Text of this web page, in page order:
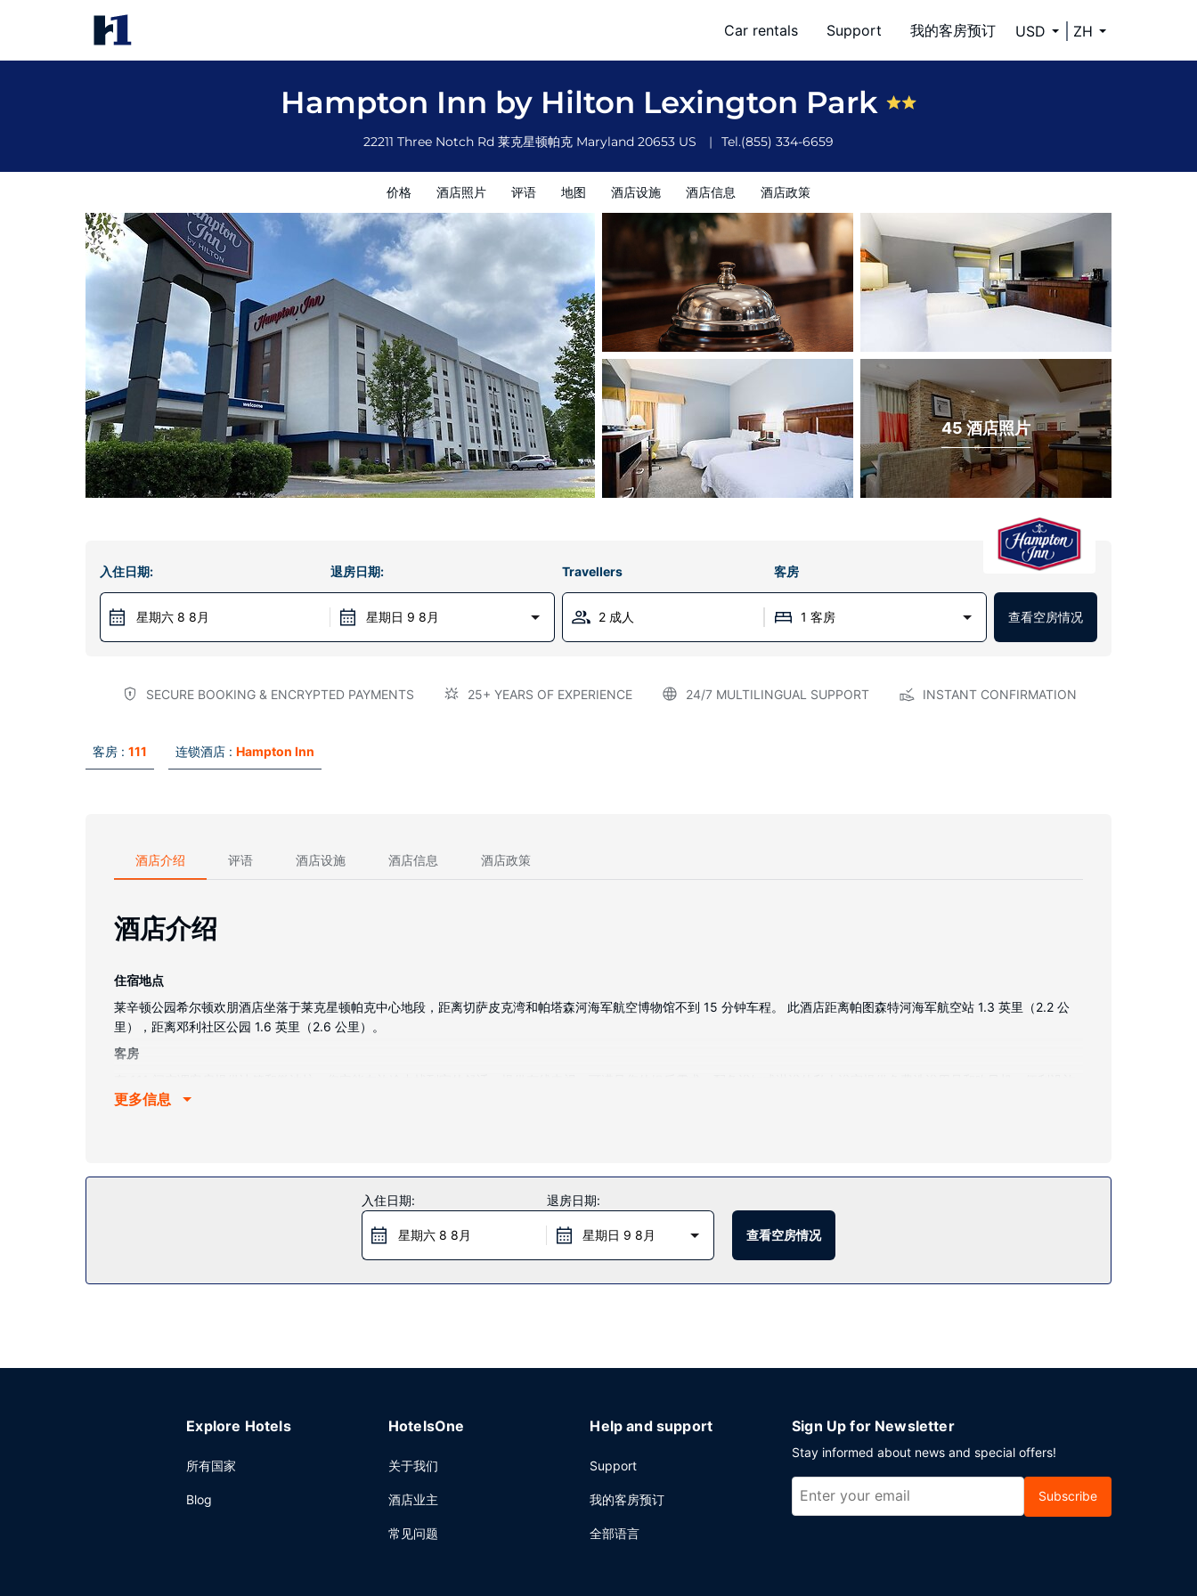
Car rentals Support 我的客房预订 USD ZH
Hampton Inn by Hilton Lexington Park
22211 Three Notch Rd 莱克星顿帕克 Maryland 20653 US Tel.(855) 334-6659
价格 酒店照片 评语 地图 酒店设施 酒店信息 酒店政策
Hampton Inn by Hilton Lexington Park
价格 酒店照片
45 酒店照片
入住日期:
星期六 8 8月
退房日期:
星期日 9 8月
Travellers 客房
2 成人 1 客房 查看空房情况
SECURE BOOKING & ENCRYPTED PAYMENTS 25+ YEARS OF EXPERIENCE 24/7 MULTILINGUAL SUPPORT INSTANT CONFIRMATION
客房 : 111 连锁酒店 : Hampton Inn
酒店介绍 评语 酒店设施 酒店信息 酒店政策
酒店介绍
住宿地点
莱辛顿公园希尔顿欢朋酒店坐落于莱克星顿帕克中心地段，距离切萨皮克湾和帕塔森河海军航空博物馆不到 15 分钟车程。 此酒店距离帕图森特河海军航空站 1.3 英里（2.2 公
里），距离邓利社区公园 1.6 英里（2.6 公里）。
客房
包括保险箱和茶具/咖啡用具，以及带有免费市内通话的电话。
餐厅
您可以到服务莱辛顿公园希尔顿欢朋酒店住客的小吃吧/熟食店随便找点吃的。每日 06:00 至 10:00 提供免费的欧式早餐。
特色服务/设施包括快速入住、快速退房和干洗/洗衣服务。酒店提供免费自助停车。
更多信息
入住日期:
星期六 8 8月
退房日期:
星期日 9 8月 查看空房情况
Explore Hotels
所有国家
Blog
HotelsOne
关于我们
酒店业主
常见问题
Help and support
Support
我的客房预订
全部语言
Sign Up for Newsletter
Stay informed about news and special offers!
Subscribe